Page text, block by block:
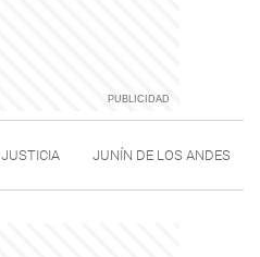
JUSTICIA JUNÍN DE LOS ANDES